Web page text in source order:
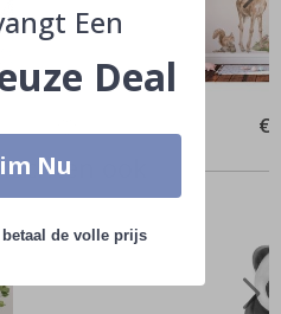
€
ook
Een
Deal
Nu
betaal de volle prijs